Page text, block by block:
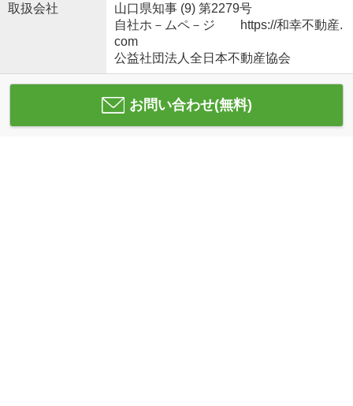
取扱会社
山口県知事 (9) 第2279号
自社ホ－ムペ－ジ https://和幸不動産.
com
公益社団法人全日本不動産協会
お問い合わせ(無料)